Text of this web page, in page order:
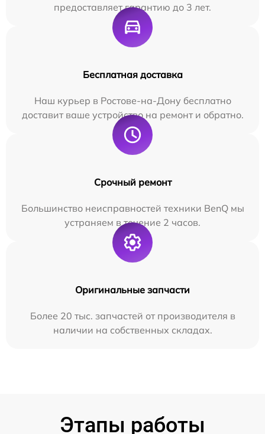
предоставляет гарантию до 3 лет.
Бесплатная доставка
Наш курьер в Ростове-на-Дону бесплатно
доставит ваше устройство на ремонт и обратно.
Срочный ремонт
Большинство неисправностей техники BenQ мы
устраняем в течение 2 часов.
Оригинальные запчасти
Более 20 тыс. запчастей от производителя в
наличии на собственных складах.
Этапы работы